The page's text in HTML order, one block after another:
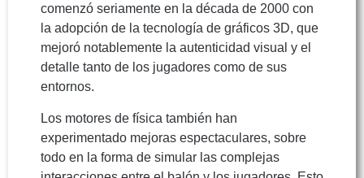
comenzó seriamente en la década de 2000 con
la adopción de la tecnología de gráficos 3D, que
mejoró notablemente la autenticidad visual y el
detalle tanto de los jugadores como de sus
entornos.
Los motores de física también han
experimentado mejoras espectaculares, sobre
todo en la forma de simular las complejas